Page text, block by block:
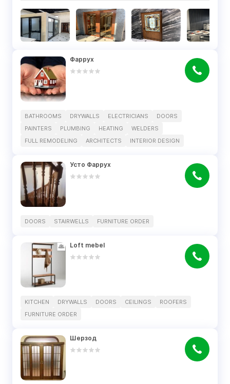
Фаррух
BATHROOMS DRYWALLS ELECTRICIANS
DOORS
PAINTERS
PLUMBING HEATING
WELDERS
FULL REMODELING
ARCHITECTS INTERIOR DESIGN
Усто Фаррух
DOORS STAIRWELLS FURNITURE ORDER
Loft mebel
KITCHEN DRYWALLS DOORS CEILINGS
ROOFERS
FURNITURE ORDER
Шерзод